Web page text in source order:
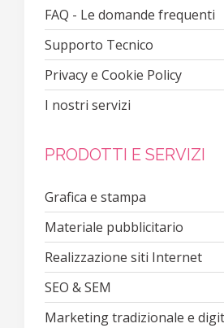
FAQ - Le domande frequenti
Supporto Tecnico
Privacy e Cookie Policy
I nostri servizi
PRODOTTI E SERVIZI
Grafica e stampa
Materiale pubblicitario
Realizzazione siti Internet
SEO & SEM
Marketing tradizionale e